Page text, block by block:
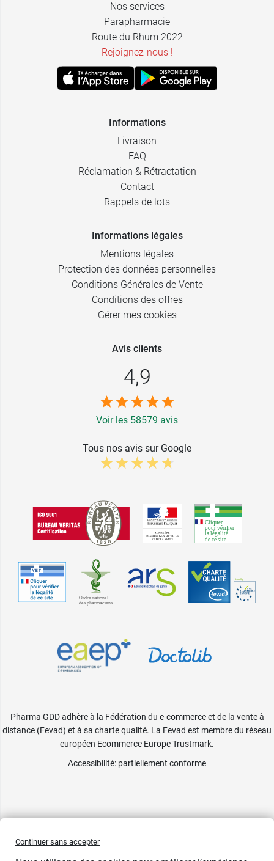
Nos services
Parapharmacie
Route du Rhum 2022
Rejoignez-nous !
Informations
Livraison
FAQ
Réclamation & Rétractation
Contact
Rappels de lots
Informations légales
Mentions légales
Protection des données personnelles
Conditions Générales de Vente
Conditions des offres
Gérer mes cookies
Avis clients
4,9
Voir les 58579 avis
Tous nos avis sur Google
Pharma GDD adhère à la Fédération du e-commerce et de la vente à
distance (Fevad) et à sa charte qualité. La Fevad est membre du réseau
européen Ecommerce Europe Trustmark.
Accessibilité: partiellement conforme
Continuer sans accepter